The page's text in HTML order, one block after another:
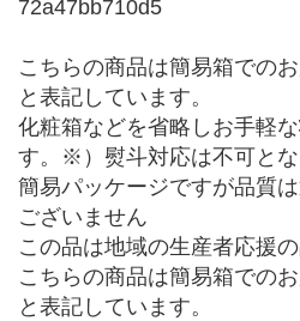
72a47bb710d5
こちらの商品は簡易箱での
と表記しています。
化粧箱などを省略しお手軽
す。※）熨斗対応は不可とな
簡易パッケージですが品質
ございません
この品は地域の生産者応援
こちらの商品は簡易箱での
と表記しています。